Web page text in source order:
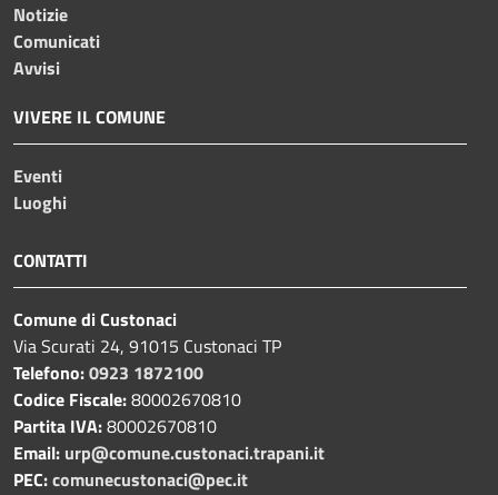
Notizie
Comunicati
Avvisi
VIVERE IL COMUNE
Eventi
Luoghi
CONTATTI
Comune di Custonaci
Via Scurati 24, 91015 Custonaci TP
Telefono:0923 1872100
Codice Fiscale:80002670810
Partita IVA:80002670810
Email: urp@comune.custonaci.trapani.it
PEC:comunecustonaci@pec.it